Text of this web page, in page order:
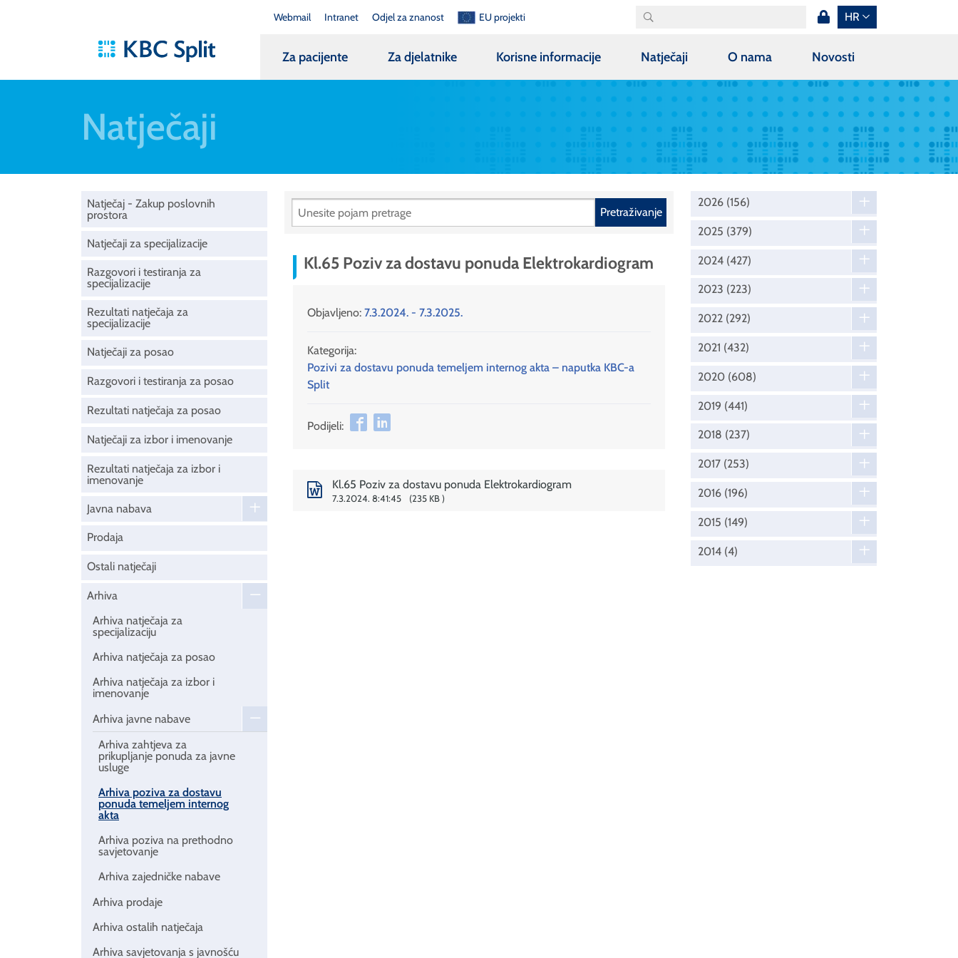
Webmail Intranet Odjel za znanost EU projekti HR
Za pacijente Za djelatnike Korisne informacije Natječaji O nama Novosti
Natječaji
Natječaj - Zakup poslovnih
prostora
Natječaji za specijalizacije
Razgovori i testiranja za
specijalizacije
Rezultati natječaja za
specijalizacije
Natječaji za posao
Razgovori i testiranja za posao
Rezultati natječaja za posao
Natječaji za izbor i imenovanje
Rezultati natječaja za izbor i
imenovanje
Javna nabava
Prodaja
Ostali natječaji
Arhiva
Arhiva natječaja za
specijalizaciju
Arhiva natječaja za posao
Arhiva natječaja za izbor i
imenovanje
Arhiva javne nabave
Arhiva zahtjeva za
prikupljanje ponuda za javne
usluge
Arhiva poziva za dostavu
ponuda temeljem internog
akta
Arhiva poziva na prethodno
savjetovanje
Arhiva zajedničke nabave
Arhiva prodaje
Arhiva ostalih natječaja
Arhiva savjetovanja s javnošću
Pretraživanje
Kl.65 Poziv za dostavu ponuda Elektrokardiogram
Objavljeno: 7.3.2024. - 7.3.2025.
Kategorija:
Pozivi za dostavu ponuda temeljem internog akta – naputka KBC-a
Split
Podijeli:
Kl.65 Poziv za dostavu ponuda Elektrokardiogram
7.3.2024. 8:41:45 235 KB
2026 (156)
2025 (379)
2024 (427)
2023 (223)
2022 (292)
2021 (432)
2020 (608)
2019 (441)
2018 (237)
2017 (253)
2016 (196)
2015 (149)
2014 (4)